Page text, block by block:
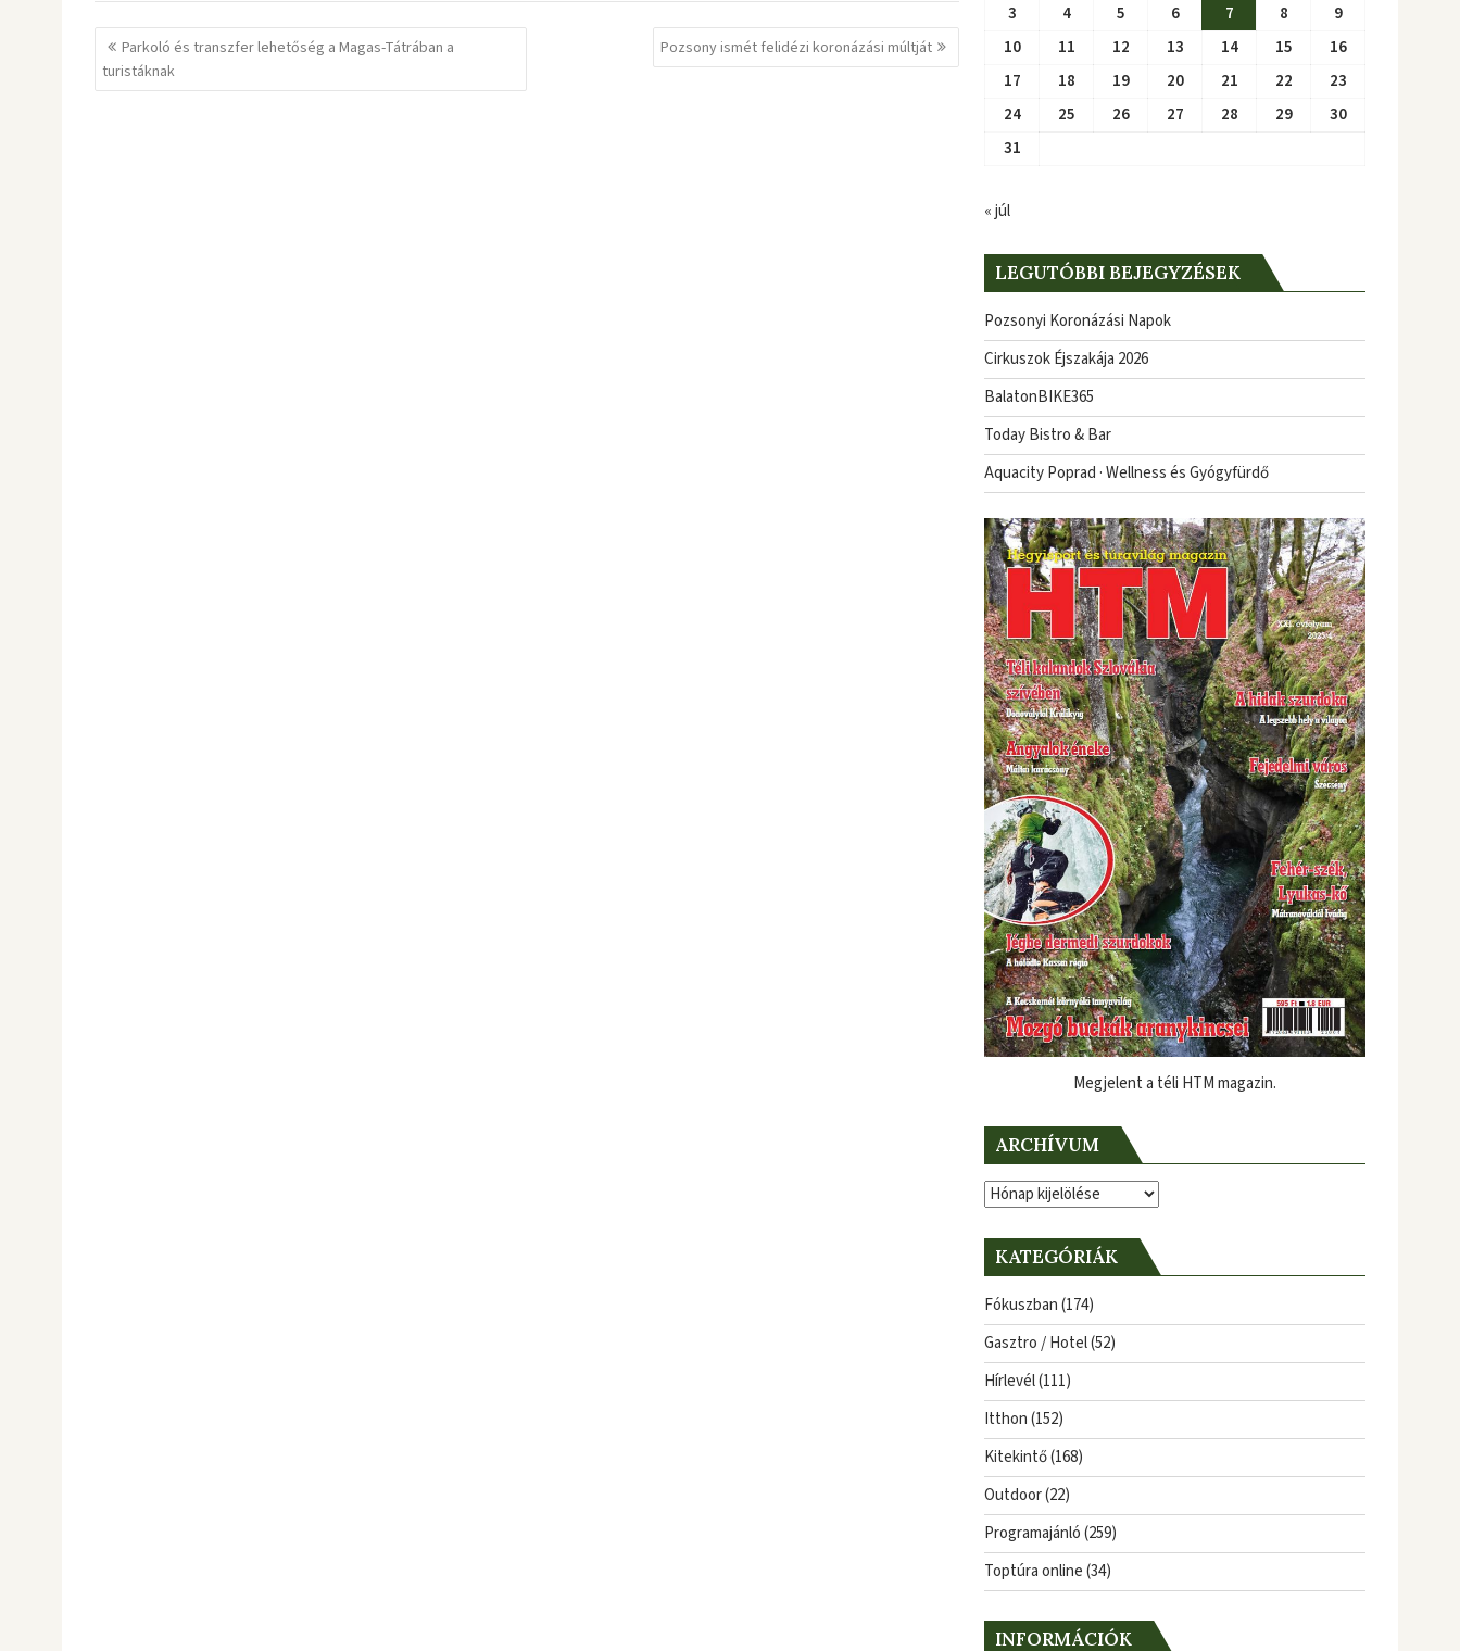
Bejegyzés
navigáció
Parkoló és transzfer lehetőség a Magas-Tátrában a
turistáknak
Pozsony ismét felidézi koronázási múltját
3
4 5 6 7 8
9
10
11 12 13 14 15
16
17
18 19 20 21 22
23
24
25 26 27 28 29
30
31
« júl
LEGUTÓBBI BEJEGYZÉSEK
Pozsonyi Koronázási Napok
Cirkuszok Éjszakája 2026
BalatonBIKE365
Today Bistro & Bar
Aquacity Poprad · Wellness és Gyógyfürdő
Megjelent a téli HTM magazin.
ARCHÍVUM
Archívum
KATEGÓRIÁK
Fókuszban(174)
Gasztro / Hotel(52)
Hírlevél(111)
Itthon(152)
Kitekintő(168)
Outdoor(22)
Programajánló(259)
Toptúra online(34)
INFORMÁCIÓK